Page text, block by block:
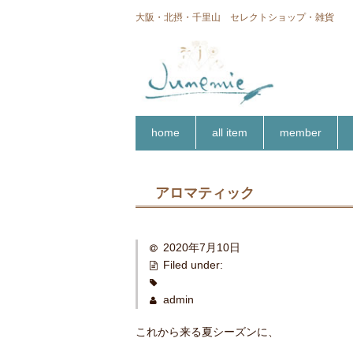
大阪・北摂・千里山 セレクトショップ・雑貨
home all item member
アロマティック
2020年7月10日
Filed under:
admin
これから来る夏シーズンに、